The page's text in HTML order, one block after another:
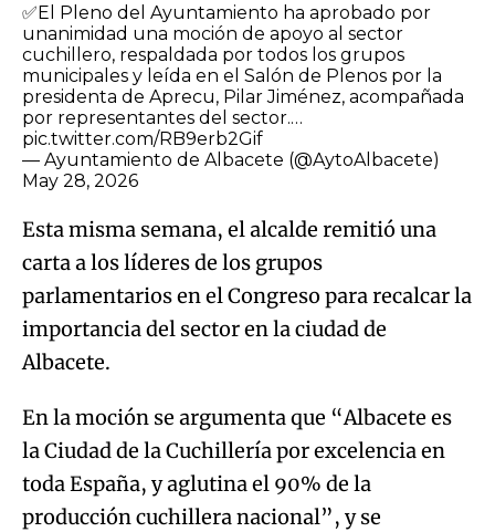
✅El Pleno del Ayuntamiento ha aprobado por
unanimidad una moción de apoyo al sector
cuchillero, respaldada por todos los grupos
municipales y leída en el Salón de Plenos por la
presidenta de Aprecu, Pilar Jiménez, acompañada
por representantes del sector.…
pic.twitter.com/RB9erb2Gif
— Ayuntamiento de Albacete (@AytoAlbacete)
May 28, 2026
Esta misma semana, el alcalde remitió una
carta a los líderes de los grupos
parlamentarios en el Congreso para recalcar la
importancia del sector en la ciudad de
Albacete.
En la moción se argumenta que “Albacete es
la Ciudad de la Cuchillería por excelencia en
toda España, y aglutina el 90% de la
producción cuchillera nacional”, y se